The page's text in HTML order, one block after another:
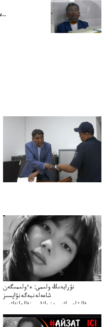
سوتتولەنگەناپتار ايىبە؟ۋ تسوتتاعىا..
نۇرايدىڭ ولىمى: ەءولىمىگەن
شاعەلەنبەگەنۋاپسىز
قالشاعىماۋىپمەنجاۋاپسىزقالعانقاۋىپ